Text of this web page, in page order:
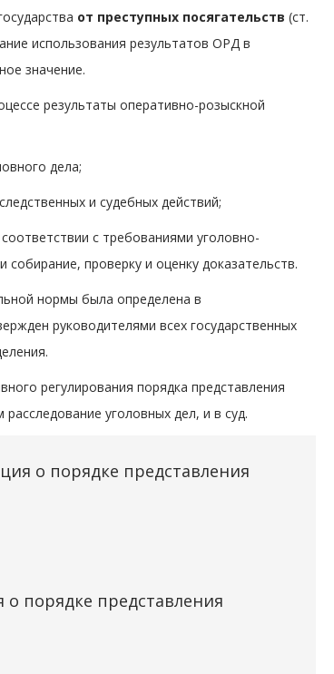
от преступных посягательств (ст.
использования результатов ОРД в
значение.
результаты оперативно-розыскной
дела;
и судебных действий;
с требованиями уголовно-
проверку и оценку доказательств.
нормы была определена в
руководителями всех государственных
регулирования порядка представления
уголовных дел, и в суд.
о порядке представления
порядке представления